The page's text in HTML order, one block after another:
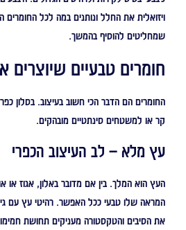
ויזואלית את החלל ונותנים במה לכל החומרים
שמחליטים להוסיף בהמשך.
חומרים טבעיים שיוצרים
החומרים הם הדבר הכי חשוב בעיצוב. בסלון
קר או למשטחים סינתטיים מובהקים.
עץ מלא – לב העיצוב הכפרי
העץ הוא המלך. בין אם מדובר באלון, אגוז או
המראה שלו טבעי ככל האפשר. רהיטי עץ עם
את הסיבים והטקסטורה מעניקים תחושת